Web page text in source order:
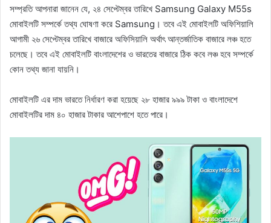
সম্প্রতি আপনারা জানেন যে, ২৪ সেপ্টেম্বর তারিখে Samsung Galaxy M55s
মোবাইলটি সম্পর্কে তথ্য ঘোষণা করে Samsung। তবে এই মোবাইলটি অফিশিয়ালি
আগামী ২৬ সেপ্টেম্বর তারিখে বাজারে অফিসিয়ালি অর্থাৎ আন্তর্জাতিক বাজারে লঞ্চ হতে
চলেছে। তবে এই মোবাইলটি বাংলাদেশের ও ভারতের বাজারে ঠিক কবে লঞ্চ হবে সম্পর্কে
কোন তথ্য জানা যায়নি।
মোবাইলটি এর দাম ভারতে নির্ধারণ করা হয়েছে ২৮ হাজার ৯৯৯ টাকা ও বাংলাদেশে
মোবাইলটির দাম ৪০ হাজার টাকার আশেপাশে হতে পারে।